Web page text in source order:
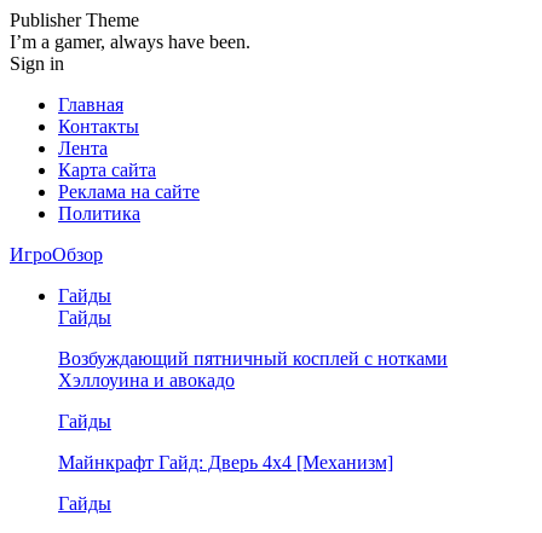
Publisher Theme
I’m a gamer, always have been.
Sign in
Главная
Контакты
Лента
Карта сайта
Реклама на сайте
Политика
ИгроОбзор
Гайды
Гайды
Возбуждающий пятничный косплей с нотками
Хэллоуина и авокадо
Гайды
Майнкрафт Гайд: Дверь 4х4 [Механизм]
Гайды